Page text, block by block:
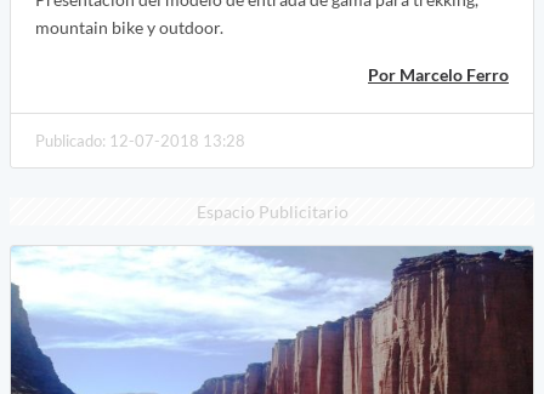
mountain bike y outdoor.
Por Marcelo Ferro
Publicado: 12-07-2018 13:28
Espacio Publicitario